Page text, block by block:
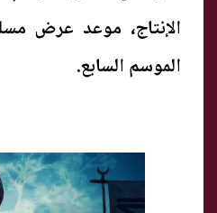
الإنتاج، موعد عرض
الموسم السابع.